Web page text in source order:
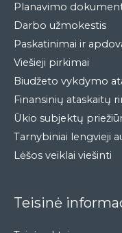
Planavimo
Darbo užmokestis
Paskatinimai ir
Viešieji pirkimai
Biudžeto vykdymo
Finansinių ataskaitų
Ūkio subjektų
Tarnybiniai lengvieji
Lėšos veiklai viešinti
Teisinė